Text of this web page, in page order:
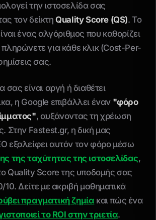
την ιστοσελίδα σας
τον δείκτηQuality Score (QS). Το
ένας αλγόριθμος που καθορίζει
για κάθε κλικ (Cost-Per-
σας.
σας είναι αργή ή διαθέτει
η Google επιβάλλει έναν "φόρο
, αυξάνοντας τη χρέωση
Στην Fastest.gr, η δική μας
εξαλείφει αυτόν τον φόρο μέσω
της ταχύτητας της ιστοσελίδας,
Quality Score της υποδομής σας
10. Δείτε με ακριβή μαθηματικά
πραγματική ζημία και πώς ένα
το ROI στην τριετία.